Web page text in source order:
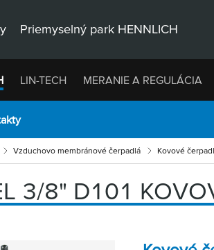
Priemyselný park HENNLICH
LIN-TECH MERANIE A REGULÁCIA
Vzduchovo membránové čerpadlá Kovové
3/8" D101